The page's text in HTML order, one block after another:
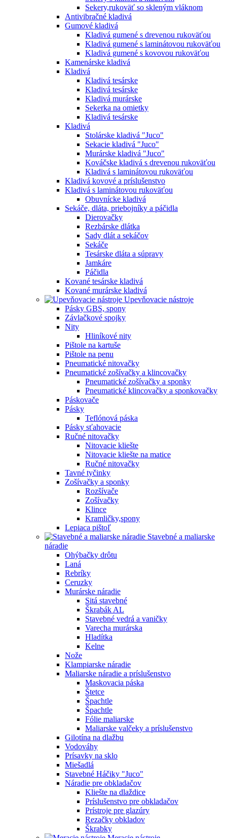
Sekery,rukoväť so skleným vláknom
Antivibračné kladivá
Gumové kladivá
Kladivá gumené s drevenou rukoväťou
Kladivá gumené s laminátovou rukoväťou
Kladivá gumené s kovovou rukoväťou
Kamenárske kladivá
Kladivá
Kladivá tesárske
Kladivá tesárske
Kladivá murárske
Sekerka na omietky
Kladivá tesárske
Kladivá
Stolárske kladivá "Juco"
Sekacie kladivá "Juco"
Murárske kladivá "Juco"
Kováčske kladivá s drevenou rukoväťou
Kladivá s laminátovou rukoväťou
Kladivá kovové a príslušenstvo
Kladivá s laminátovou rukoväťou
Obuvnícke kladivá
Sekáče, dláta, priebojníky a páčidla
Dierovačky
Rezbárske dlátka
Sady dlát a sekáčov
Sekáče
Tesárske dláta a súpravy
Jamkáre
Páčidla
Kované tesárske kladivá
Kované murárske kladivá
Upevňovacie nástroje
Pásky GBS, spony
Závlačkové spojky
Nity
Hliníkové nity
Pištole na kartuše
Pištole na penu
Pneumatické nitovačky
Pneumatické zošívačky a klincovačky
Pneumatické zošívačky a sponky
Pneumatické klincovačky a sponkovačky
Páskovače
Pásky
Teflónová páska
Pásky sťahovacie
Ručné nitovačky
Nitovacie kliešte
Nitovacie kliešte na matice
Ručné nitovačky
Tavné tyčinky
Zošívačky a sponky
Rozšívače
Zošívačky
Klince
Kramličky,spony
Lepiaca pištoľ
Stavebné a maliarske
náradie
Ohýbačky drôtu
Laná
Rebríky
Ceruzky
Murárske náradie
Sitá stavebné
Škrabák AL
Stavebné vedrá a vaničky
Varecha murárska
Hladítka
Kelne
Nože
Klampiarske náradie
Maliarske náradie a príslušenstvo
Maskovacia páska
Štetce
Špachtle
Špachtle
Fólie maliarske
Maliarske valčeky a príslušenstvo
Gilotína na dlažbu
Vodováhy
Prísavky na sklo
Miešadlá
Stavebné Háčiky "Juco"
Náradie pre obkladačov
Kliešte na dlaždice
Príslušenstvo pre obkladačov
Prístroje pre glazúry
Rezačky obkladov
Škrabky